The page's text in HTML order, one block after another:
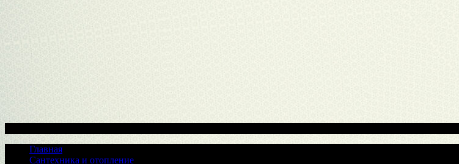
Главная
Сантехника и отопление